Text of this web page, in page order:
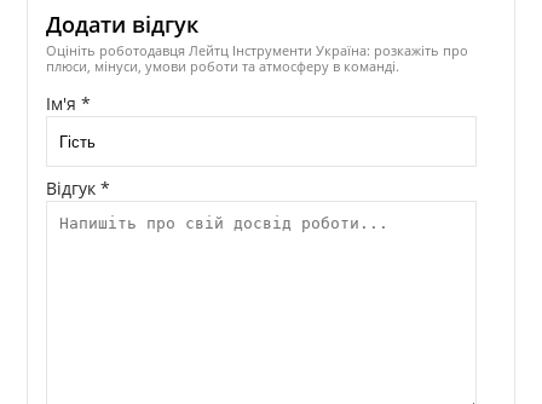
Додати відгук
Оцініть роботодавця Лейтц Інструменти Україна: розкажіть про
плюси, мінуси, умови роботи та атмосферу в команді.
Ім'я *
Відгук *